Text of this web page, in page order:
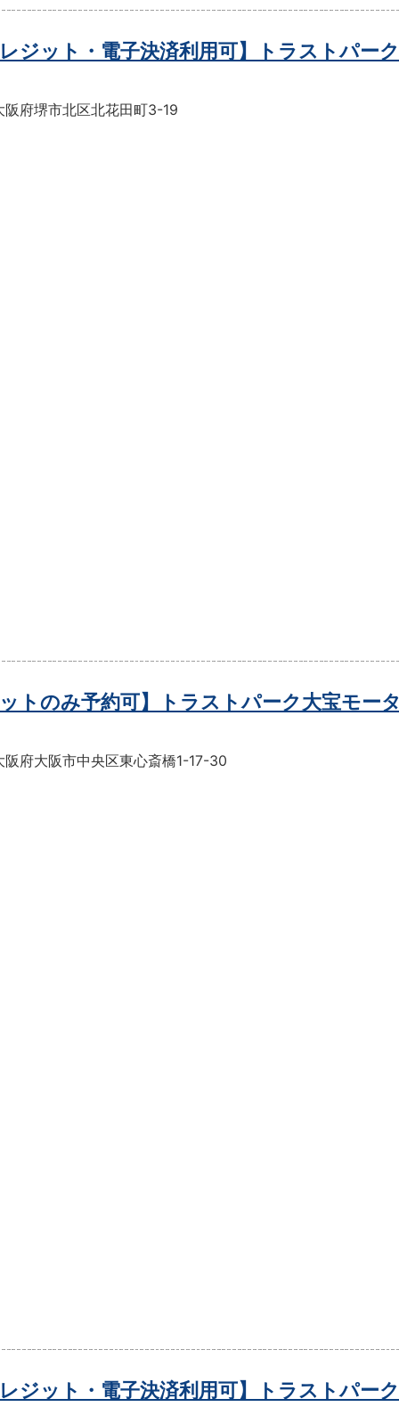
レジット・電子決済利用可】トラストパー
阪府堺市北区北花田町3-19
ットのみ予約可】トラストパーク大宝モー
阪府大阪市中央区東心斎橋1-17-30
レジット・電子決済利用可】トラストパー